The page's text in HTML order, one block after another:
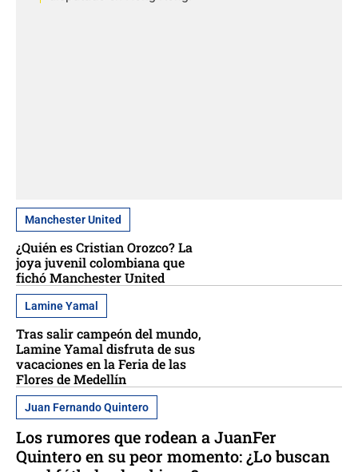
Manchester United
¿Quién es Cristian Orozco? La
joya juvenil colombiana que
fichó Manchester United
Lamine Yamal
Tras salir campeón del mundo,
Lamine Yamal disfruta de sus
vacaciones en la Feria de las
Flores de Medellín
Juan Fernando Quintero
Los rumores que rodean a JuanFer
Quintero en su peor momento: ¿Lo buscan